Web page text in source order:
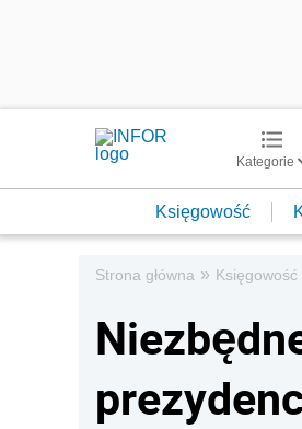
Kategorie
Księgowość
Strona główna » Księgowość